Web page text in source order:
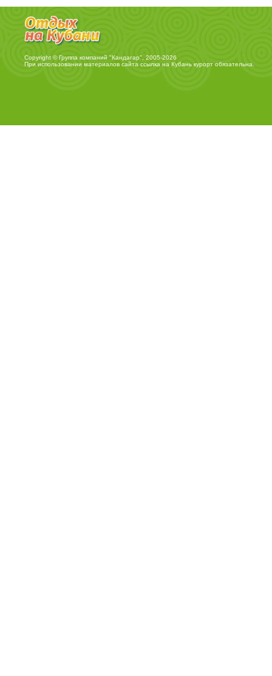
Copyright © Группа компаний "Кандагар", 2005-2026
При использовании материалов сайта ссылка на Кубань курортобязательна.